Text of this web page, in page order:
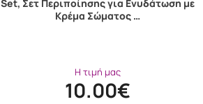
Set, Σετ Περιποίησης για Ενυδάτωση με
Κρέμα Σώματος …
Η τιμή μας
10.00€